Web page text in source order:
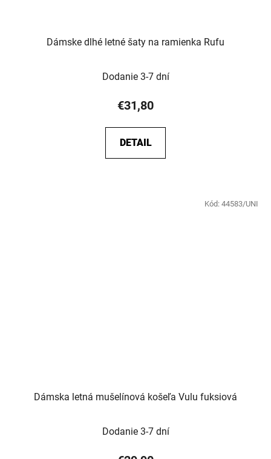
Dámske dlhé letné šaty na ramienka Rufu
Dodanie 3-7 dní
€31,80
DETAIL
Dámska letná mušelínová košeľa Vulu fuksiová
Dodanie 3-7 dní
Kód: 44583/UNI